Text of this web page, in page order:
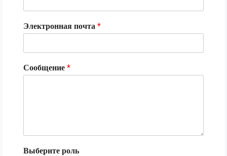
Электронная почта *
Сообщение *
Выберите роль